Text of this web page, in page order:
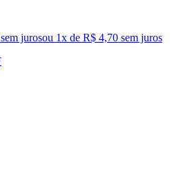
jurosou 1x de R$ 4,70 sem juros